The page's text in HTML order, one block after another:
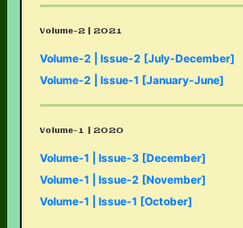
Volume-2 | 2021
Volume-2 | Issue-2 [July-December]
Volume-2 | Issue-1 [January-June]
Volume-1 | 2020
Volume-1 | Issue-3 [December]
Volume-1 | Issue-2 [November]
Volume-1 | Issue-1 [October]